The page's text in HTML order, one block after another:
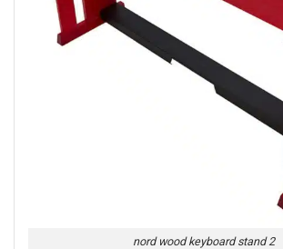
nord wood keyboard stand 2